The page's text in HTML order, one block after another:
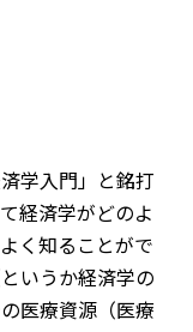
学入門」と銘打
経済学がどのよ
く知ることがで
いうか経済学の
医療資源（医療